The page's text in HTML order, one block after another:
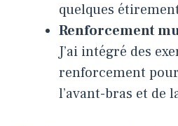
quelques
Renforcement
J’ai intégré des
renforcement
l’avant-bras et de